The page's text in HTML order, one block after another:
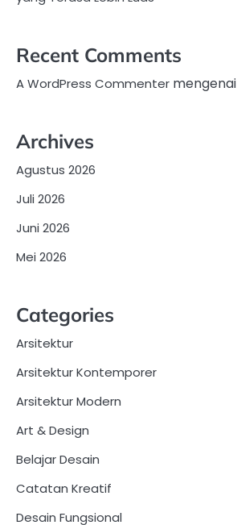
Recent Comments
A WordPress Commenter mengenai
Archives
Agustus 2026
Juli 2026
Juni 2026
Mei 2026
Categories
Arsitektur
Arsitektur Kontemporer
Arsitektur Modern
Art & Design
Belajar Desain
Catatan Kreatif
Desain Fungsional